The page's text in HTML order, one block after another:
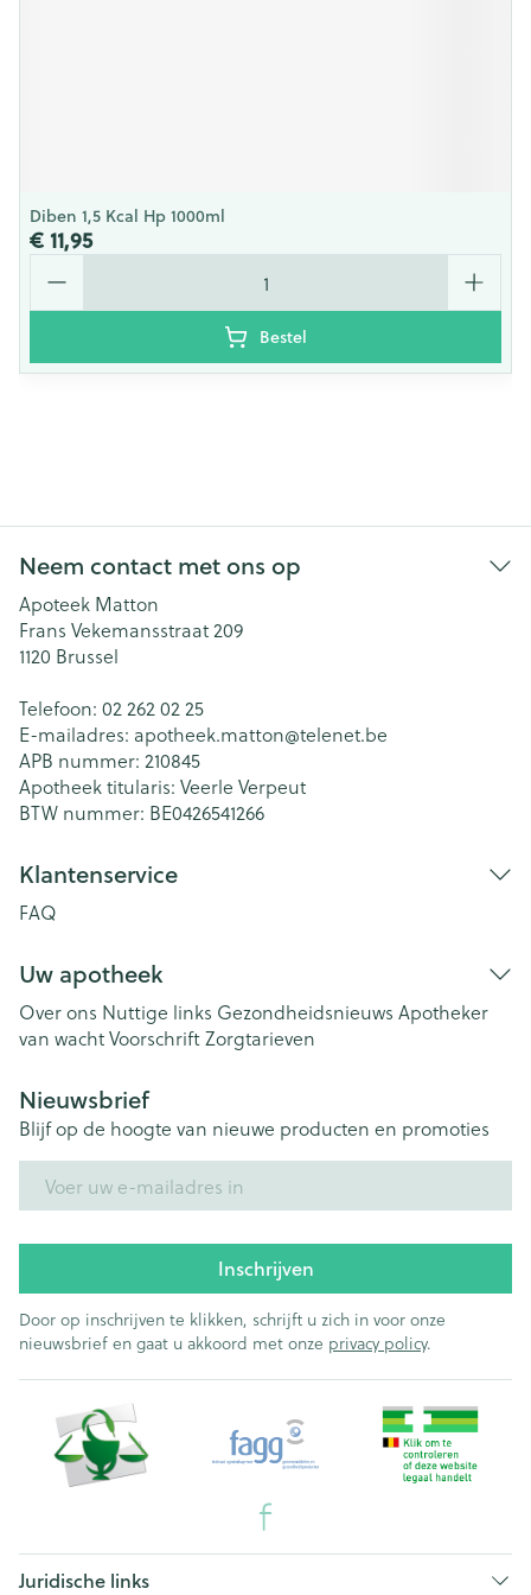
Diben 1,5 Kcal Hp 1000ml
€ 11,95
Aantal
Bestel
Neem contact met ons op
Apoteek Matton
Frans Vekemansstraat 209
1120 Brussel
Telefoon: 02 262 02 25
E-mailadres: apotheek.matton@telenet.be
APB nummer: 210845
Apotheek titularis: Veerle Verpeut
BTW nummer: BE0426541266
Klantenservice
FAQ
Uw apotheek
Over ons Nuttige links Gezondheidsnieuws Apotheker
van wachtVoorschriftZorgtarieven
Nieuwsbrief
Blijf op de hoogte van nieuwe producten en promoties
Inschrijven
Door op inschrijven te klikken, schrijft u zich in voor onze
nieuwsbrief en gaat u akkoord met onze privacy policy.
Juridische links